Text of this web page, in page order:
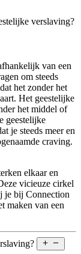
verslaving?
van een
om steeds
het zonder het
Het geestelijke
het middel of
geestelijke
je steeds meer en
craving.
elkaar en
vicieuze cirkel
je bij Connection
maken van een